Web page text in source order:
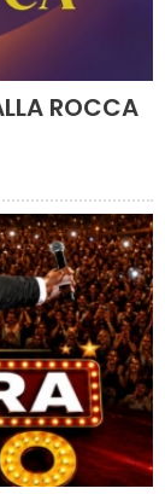
ROCCA